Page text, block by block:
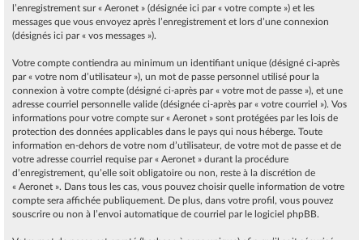
l’enregistrement sur « Aeronet » (désignée ici par « votre compte ») et les
messages que vous envoyez après l’enregistrement et lors d’une connexion
(désignés ici par « vos messages »).
Votre compte contiendra au minimum un identifiant unique (désigné ci-après
par « votre nom d’utilisateur »), un mot de passe personnel utilisé pour la
connexion à votre compte (désigné ci-après par « votre mot de passe »), et une
adresse courriel personnelle valide (désignée ci-après par « votre courriel »). Vos
informations pour votre compte sur « Aeronet » sont protégées par les lois de
protection des données applicables dans le pays qui nous héberge. Toute
information en-dehors de votre nom d’utilisateur, de votre mot de passe et de
votre adresse courriel requise par « Aeronet » durant la procédure
d’enregistrement, qu’elle soit obligatoire ou non, reste à la discrétion de
« Aeronet ». Dans tous les cas, vous pouvez choisir quelle information de votre
compte sera affichée publiquement. De plus, dans votre profil, vous pouvez
souscrire ou non à l’envoi automatique de courriel par le logiciel phpBB.